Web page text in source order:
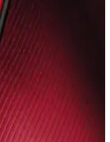
ve kapaklı kılıf
detaylı
karşılaştırıyoruz:
kullanıcı yorumları
sunan kılıfı bulun.